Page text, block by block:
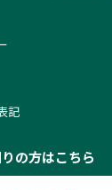
記
の方はこちら